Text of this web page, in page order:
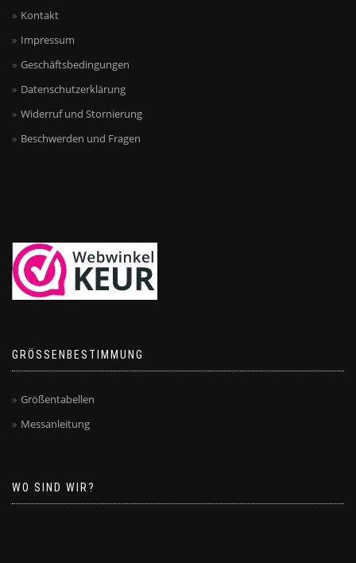
Kontakt
Impressum
Geschäftsbedingungen
Datenschutzerklärung
Widerruf und Stornierung
Beschwerden und Fragen
GRÖSSENBESTIMMUNG
Größentabellen
Messanleitung
WO SIND WIR?